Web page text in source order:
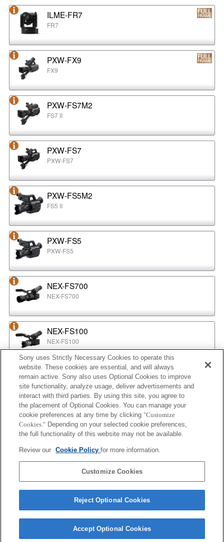
ILME-FR7
FR7
PXW-FX9
FX9
PXW-FS7M2
FS7 II
PXW-FS7
PXW-FS7
PXW-FS5M2
FS5 II
PXW-FS5
PXW-FS5
NEX-FS700
NEX-FS700
NEX-FS100
NEX-FS100
NEX-EA50
NEX-EA50
MPC-2610
BURANO
Cookie Policy
Sony uses Strictly Necessary Cookies to operate this
website. These cookies are essential, and will always
remain active. Sony also uses Optional Cookies to improve
site functionality, analyze usage, deliver advertisements and
interact with third parties. By using this site, you agree to
the placement of Optional Cookies. You can manage your
cookie preferences at any time by clicking "Customize
Cookies." Depending on your selected cookie preferences,
the full functionality of this website may not be available.
Review our Cookie Policyfor more information.
Customize Cookies
Reject Optional Cookies
Accept Optional Cookies